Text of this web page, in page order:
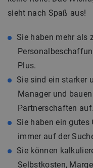
sieht nach Spaß aus!
Sie haben mehr als
Plus.
Sie sind ein starker
Manager und
Partnerschaften auf.
Sie haben ein
immer auf der
Sie können
Selbstkosten,